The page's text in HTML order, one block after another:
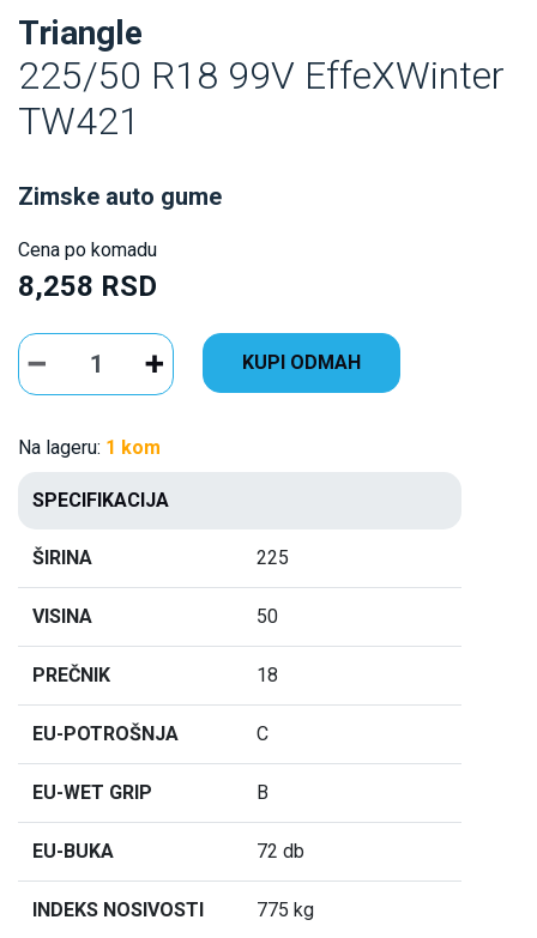
Triangle
225/50 R18 99V EffeXWinter
TW421
Zimske auto gume
Cena po komadu
8,258 RSD
KUPI ODMAH
Na lageru: 1 kom
SPECIFIKACIJA
ŠIRINA 225
VISINA 50
PREČNIK 18
EU-POTROŠNJA C
EU-WET GRIP B
EU-BUKA 72 db
INDEKS NOSIVOSTI 775 kg